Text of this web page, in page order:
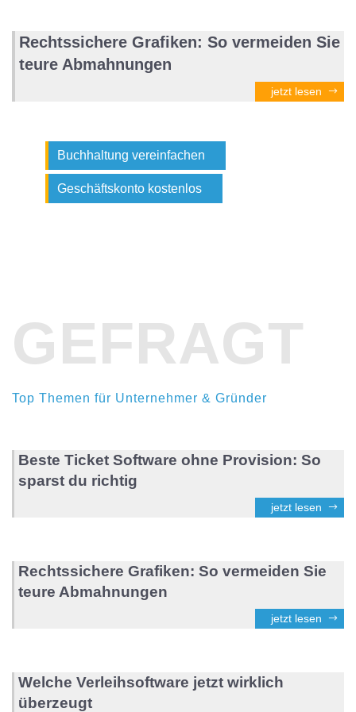
Rechtssichere Grafiken: So vermeiden Sie
teure Abmahnungen
jetzt lesen
Buchhaltung vereinfachen
Geschäftskonto kostenlos
GEFRAGT
Top Themen für Unternehmer & Gründer
Beste Ticket Software ohne Provision: So
sparst du richtig
jetzt lesen
Rechtssichere Grafiken: So vermeiden Sie
teure Abmahnungen
jetzt lesen
Welche Verleihsoftware jetzt wirklich
überzeugt